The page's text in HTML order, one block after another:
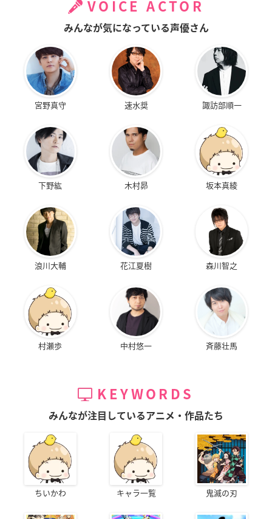
VOICE ACTOR
みんなが気になっている声優さん
宮野真守 速水奨 諏訪部順一
下野紘 木村昴 坂本真綾
浪川大輔 花江夏樹 森川智之
村瀬歩 中村悠一 斉藤壮馬
KEYWORDS
みんなが注目しているアニメ・作品たち
ちいかわ キャラ一覧 鬼滅の刃